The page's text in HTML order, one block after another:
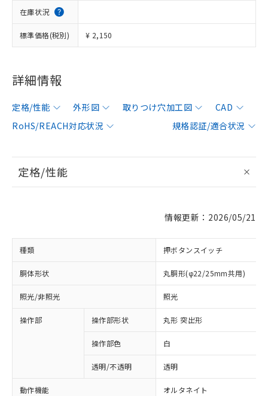
在庫状況
標準価格(税別) ¥ 2,150
詳細情報
定格/性能 外形図 取りつけ穴加工図
CAD
RoHS/REACH対応状況
規格認証/適合状況
定格/性能
情報更新：2026/05/21
種類 押ボタンスイッチ
胴体形状 丸胴形(φ22/25mm共用)
照光/非照光 照光
操作部 操作部形状 丸形 突出形
操作部色 白
透明/不透明 透明
動作機能 オルタネイト